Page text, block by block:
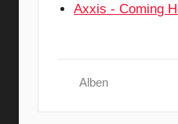
Axxis - Coming
Alben